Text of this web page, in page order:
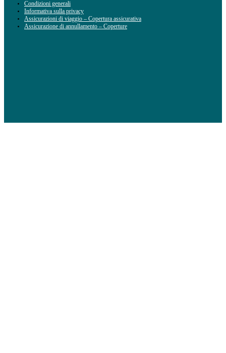
Condizioni generali
Informativa sulla privacy
Assicurazioni di viaggio – Copertura assicurativa
Assicurazione di annullamento – Coperture